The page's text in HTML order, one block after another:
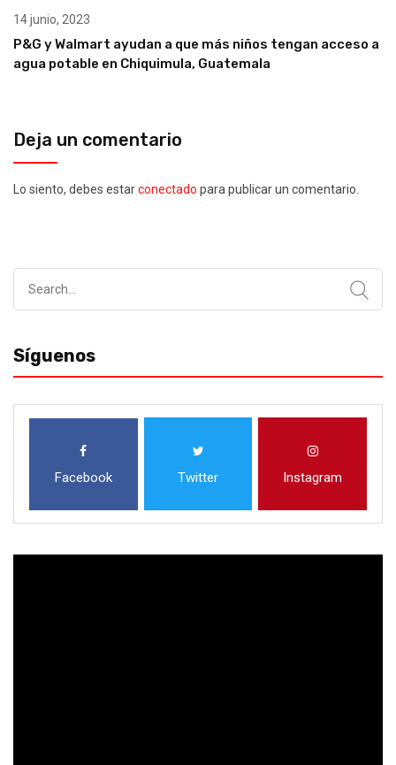
14 junio, 2023
P&G y Walmart ayudan a que más niños tengan acceso a
agua potable en Chiquimula, Guatemala
Deja un comentario
Lo siento, debes estarconectado para publicar un comentario.
Síguenos
Facebook Twitter Instagram